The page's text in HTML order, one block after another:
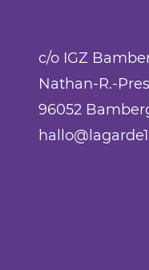
c/o IGZ
Nathan-R.-
96052